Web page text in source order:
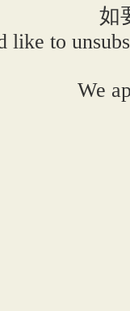
如
like to
We